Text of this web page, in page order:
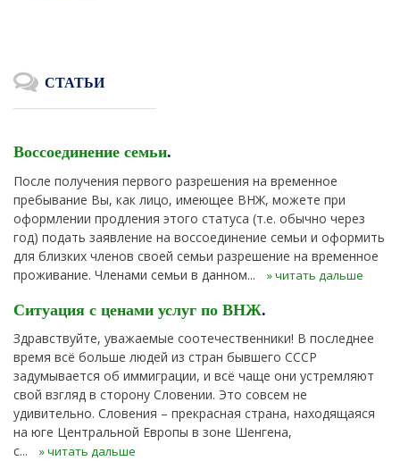
СТАТЬИ
Воссоединение семьи.
После получения первого разрешения на временное
пребывание Вы, как лицо, имеющее ВНЖ, можете при
оформлении продления этого статуса (т.е. обычно через
год) подать заявление на воссоединение семьи и оформить
для близких членов своей семьи разрешение на временное
проживание. Членами семьи в данном...
» читать дальше
Ситуация с ценами услуг по ВНЖ.
Здравствуйте, уважаемые соотечественники! В последнее
время всё больше людей из стран бывшего СССР
задумывается об иммиграции, и всё чаще они устремляют
свой взгляд в сторону Словении. Это совсем не
удивительно. Словения – прекрасная страна, находящаяся
на юге Центральной Европы в зоне Шенгена,
с...
» читать дальше